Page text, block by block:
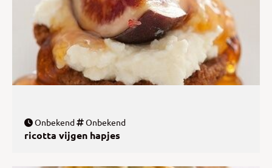
Onbekend Onbekend
ricotta vijgen hapjes